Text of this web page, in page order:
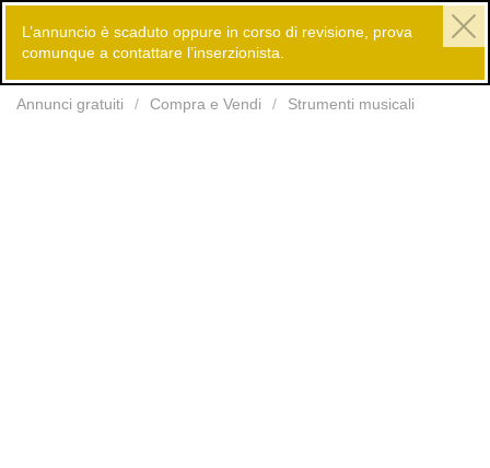
Annunci gratuiti Compra e Vendi Strumenti musicali
L’annuncio è scaduto oppure in corso di revisione, prova
comunque a contattare l’inserzionista.